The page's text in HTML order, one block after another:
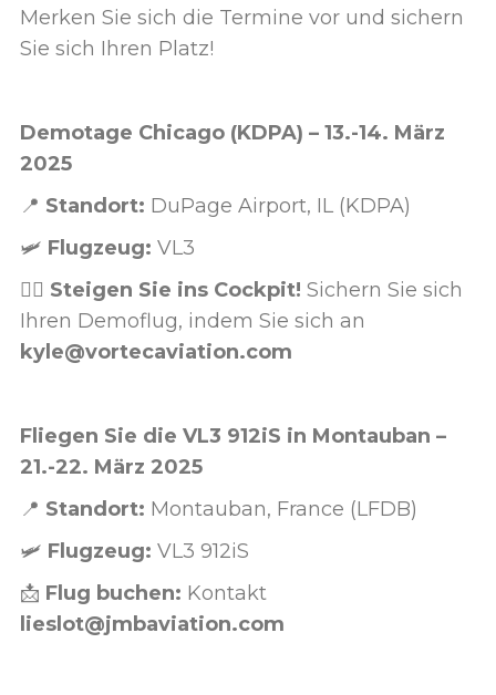
Merken Sie sich die Termine vor und sichern
Sie sich Ihren Platz!
Demotage Chicago (KDPA) – 13.-14. März
2025
📍 Standort: DuPage Airport, IL (KDPA)
🛩️ Flugzeug: VL3
👨‍✈️ Steigen Sie ins Cockpit! Sichern Sie sich
Ihren Demoflug, indem Sie sich an
kyle@vortecaviation.com
Fliegen Sie die VL3 912iS in Montauban –
21.-22. März 2025
📍 Standort: Montauban, France (LFDB)
🛩️ Flugzeug: VL3 912iS
📩 Flug buchen: Kontakt
lieslot@jmbaviation.com